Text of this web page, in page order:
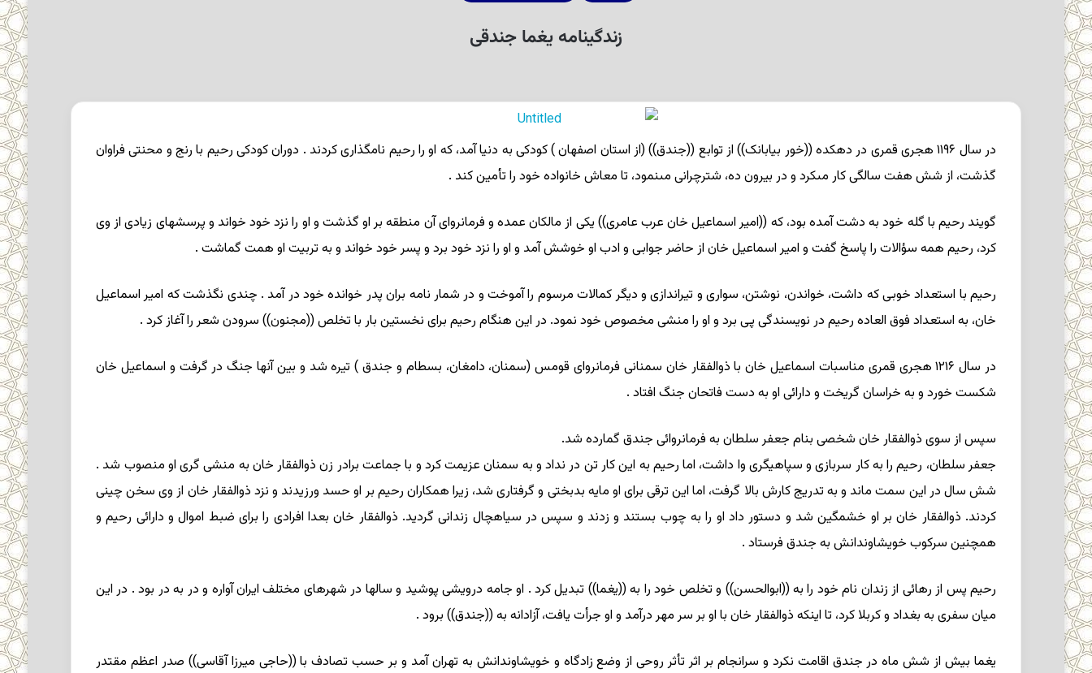
زندگینامه یغما جندقى
در سال ۱۱۹۶ هجرى قمرى در دهکده ((خور بیابانک)) از توابع ((جندق)) (از استان اصفهان ) کودکى به دنیا آمد، که او را رحیم نامگذارى کردند . دوران کودکى رحیم با رنج و محنتى فراوان
گذشت، از شش هفت سالگى کار مى‏کرد و در بیرون ده، شترچرانى مى‏نمود، تا معاش خانواده خود را تأمین کند .
گویند رحیم با گله خود به دشت آمده بود، که ((امیر اسماعیل خان عرب عامرى)) یکى از مالکان عمده و فرمانرواى آن منطقه بر او گذشت و او را نزد خود خواند و پرسشهاى زیادى از وى
کرد، رحیم همه سؤالات را پاسخ گفت و امیر اسماعیل خان از حاضر جوابى و ادب او خوشش آمد و او را نزد خود برد و پسر خود خواند و به تربیت او همت گماشت .
رحیم با استعداد خوبى که داشت، خواندن، نوشتن، سوارى و تیراندازى و دیگر کمالات مرسوم را آموخت و در شمار نامه بران پدر خوانده خود در آمد . چندى نگذشت که امیر اسماعیل
خان، به استعداد فوق العاده رحیم در نویسندگى پى برد و او را منشى مخصوص خود نمود. در این هنگام رحیم براى نخستین بار با تخلص ((مجنون)) سرودن شعر را آغاز کرد .
در سال ۱۲۱۶ هجرى قمرى مناسبات اسماعیل خان با ذوالفقار خان سمنانى فرمانرواى قومس (سمنان، دامغان، بسطام و جندق ) تیره شد و بین آنها جنگ در گرفت و اسماعیل خان
شکست خورد و به خراسان گریخت و دارائى او به دست فاتحان جنگ افتاد .
سپس از سوى ذوالفقار خان شخصى بنام جعفر سلطان به فرمانروائى جندق گمارده شد.
جعفر سلطان، رحیم را به کار سربازى و سپاهیگرى وا داشت، اما رحیم به این کار تن در نداد و به سمنان عزیمت کرد و با جماعت برادر زن ذوالفقار خان به منشى گرى او منصوب شد .
شش سال در این سمت ماند و به تدریج کارش بالا گرفت، اما این ترقى براى او مایه بدبختى و گرفتارى شد، زیرا همکاران رحیم بر او حسد ورزیدند و نزد ذوالفقار خان از وى سخن چینى
کردند. ذوالفقار خان بر او خشمگین شد و دستور داد او را به چوب بستند و زدند و سپس در سیاهچال زندانى گردید. ذوالفقار خان بعدا افرادى را براى ضبط اموال و دارائى رحیم و
همچنین سرکوب خویشاوندانش به جندق فرستاد .
رحیم پس از رهائى از زندان نام خود را به ((ابوالحسن)) و تخلص خود را به ((یغما)) تبدیل کرد . او جامه درویشى پوشید و سالها در شهرهاى مختلف ایران آواره و در به در بود . در این
میان سفرى به بغداد و کربلا کرد، تا اینکه ذوالفقار خان با او بر سر مهر درآمد و او جرأت یافت، آزادانه به ((جندق)) برود .
یغما بیش از شش ماه در جندق اقامت نکرد و سرانجام بر اثر تأثر روحى از وضع زادگاه و خویشاوندانش به تهران آمد و بر حسب تصادف با ((حاجى میرزا آقاسى)) صدر اعظم مقتدر